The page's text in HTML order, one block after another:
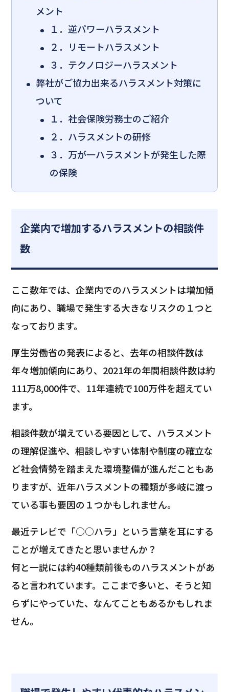
メント
１．逆パワーハラスメント
２．リモートハラスメント
３．テクノロジーハラスメント
弊社がご協力出来るハラスメント対策に
ついて
１．社会保険労務士のご紹介
２．ハラスメントの研修
３．万が一ハラスメントが発生した際
の保険
企業内で増加するハラスメントの相談件
数
ここ数年では、企業内でのハラスメントは増加傾
向にあり、職場で発生する大きなリスクの１つと
なっております。
厚生労働省の発表によると、去年の相談件数は
年々増加傾向にあり、2021年の年間相談件数は約
111万8,000件で、11年連続で100万件を超えてい
ます。
相談件数が増えている要因として、ハラスメント
の理解促進や、相談しやすい体制や制度の確立な
ど社会情勢を踏まえた環境整備が進んだこともあ
りますが、近年ハラスメントの種類が多岐に渡っ
ている事も要因の１つかもしれません。
最近テレビで「○○ハラ」という言葉を耳にする
ことが増えてきたと思いませんか？
何と一説には約40種類前後ものハラスメントがあ
ると言われています。ここまで多いと、そうと知
らずにやっていた、なんてこともあるかもしれま
せん。